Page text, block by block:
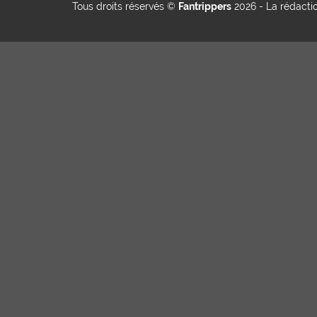
Tous droits réservés © Fantrippers 2026 - La